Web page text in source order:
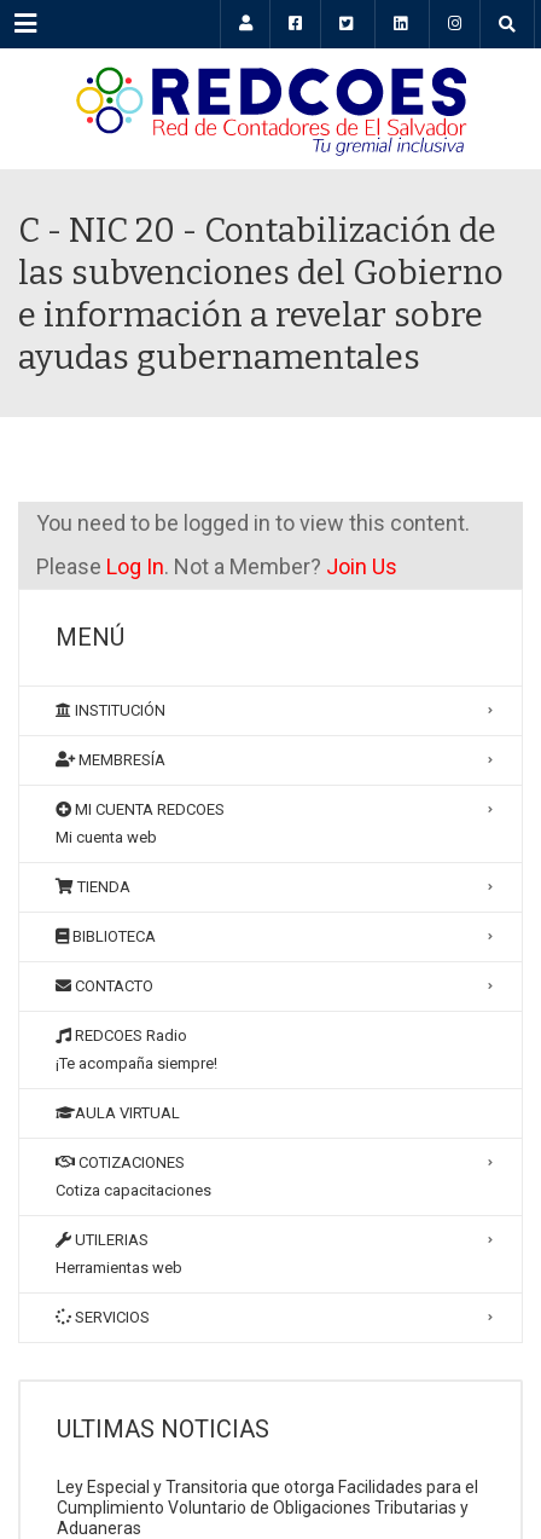
Menu
C - NIC 20 - Contabilización de
las subvenciones del Gobierno
e información a revelar sobre
ayudas gubernamentales
You need to be logged in to view this content.
Please Log In. Not a Member? Join Us
MENÚ
INSTITUCIÓN
MEMBRESÍA
MI CUENTA REDCOES
Mi cuenta web
TIENDA
BIBLIOTECA
CONTACTO
REDCOES Radio
¡Te acompaña siempre!
AULA VIRTUAL
COTIZACIONES
Cotiza capacitaciones
UTILERIAS
Herramientas web
SERVICIOS
ULTIMAS NOTICIAS
Ley Especial y Transitoria que otorga Facilidades para el
Cumplimiento Voluntario de Obligaciones Tributarias y
Aduaneras